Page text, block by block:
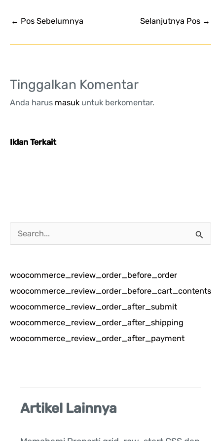
← Pos Sebelumnya Selanjutnya Pos →
Tinggalkan Komentar
Anda harus masukuntuk berkomentar.
Iklan Terkait
a
i
u
n
t
u
woocommerce_review_order_before_order
woocommerce_review_order_before_cart_contents
woocommerce_review_order_after_submit
woocommerce_review_order_after_shipping
woocommerce_review_order_after_payment
Artikel Lainnya